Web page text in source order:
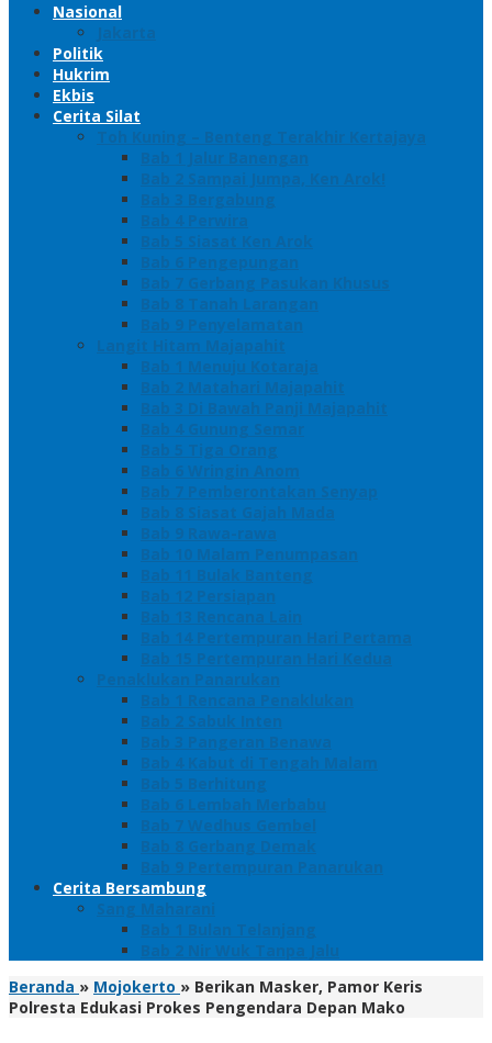
Nasional
Jakarta
Politik
Hukrim
Ekbis
Cerita Silat
Toh Kuning – Benteng Terakhir Kertajaya
Bab 1 Jalur Banengan
Bab 2 Sampai Jumpa, Ken Arok!
Bab 3 Bergabung
Bab 4 Perwira
Bab 5 Siasat Ken Arok
Bab 6 Pengepungan
Bab 7 Gerbang Pasukan Khusus
Bab 8 Tanah Larangan
Bab 9 Penyelamatan
Langit Hitam Majapahit
Bab 1 Menuju Kotaraja
Bab 2 Matahari Majapahit
Bab 3 Di Bawah Panji Majapahit
Bab 4 Gunung Semar
Bab 5 Tiga Orang
Bab 6 Wringin Anom
Bab 7 Pemberontakan Senyap
Bab 8 Siasat Gajah Mada
Bab 9 Rawa-rawa
Bab 10 Malam Penumpasan
Bab 11 Bulak Banteng
Bab 12 Persiapan
Bab 13 Rencana Lain
Bab 14 Pertempuran Hari Pertama
Bab 15 Pertempuran Hari Kedua
Penaklukan Panarukan
Bab 1 Rencana Penaklukan
Bab 2 Sabuk Inten
Bab 3 Pangeran Benawa
Bab 4 Kabut di Tengah Malam
Bab 5 Berhitung
Bab 6 Lembah Merbabu
Bab 7 Wedhus Gembel
Bab 8 Gerbang Demak
Bab 9 Pertempuran Panarukan
Cerita Bersambung
Sang Maharani
Bab 1 Bulan Telanjang
Bab 2 Nir Wuk Tanpa Jalu
Beranda » Mojokerto » Berikan Masker, Pamor Keris
Polresta Edukasi Prokes Pengendara Depan Mako